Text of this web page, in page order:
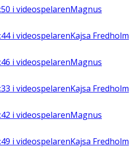
i videospelarenMagnus
i videospelarenKajsa Fredholm
i videospelarenMagnus
i videospelarenKajsa Fredholm
i videospelarenMagnus
i videospelarenKajsa Fredholm